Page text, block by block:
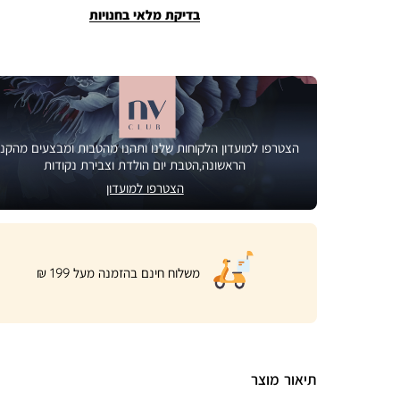
בדיקת מלאי בחנויות
הצטרפו למועדון הלקוחות שלנו ותהנו מהטבות ומבצעים
הראשונה,הטבת יום הולדת וצבירת נקודות
הצטרפו למועדון
|
product
page
banner
משלוח חינם בהזמנה מעל 199 ₪
תיאור מוצר